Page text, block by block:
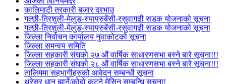
कालिमाटी तरकारी बजार दरभाउ
गल्छी-त्रिशुली-मेलुङ-स्याप्रुबेंसी-रसुवागढी सडक योजनाको सूचना
गल्छी-त्रिशुली-मेलुङ-स्याप्रुबेंसी-रसुवागढी सडक योजनाको सूचना
जिल्ला निर्वाचन कार्यालय नुवाकोटको सूचना
जिल्ला समन्वय समिति
जिल्ला सहकारी संघको २७ औं वार्षिक साधारणसभा बस्ने बारे सूचना!!!
जिल्ला सहकारी संघको २८ औं वार्षिक साधारणसभा बस्ने बारे सूचना!!!
तालिममा सहभागीहरुको आवेदन सम्बन्धी सूचना
थ्रेसर धान झार्ने/काेदाे कुट्ने मेसिन सम्बन्धि सूचना!